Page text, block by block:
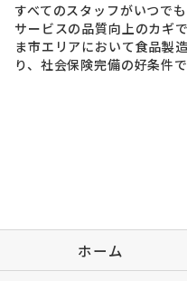
すべてのスタッフがいつで
サービスの品質向上のカギ
ま市エリアにおいて食品製
り、社会保険完備の好条件
ホーム